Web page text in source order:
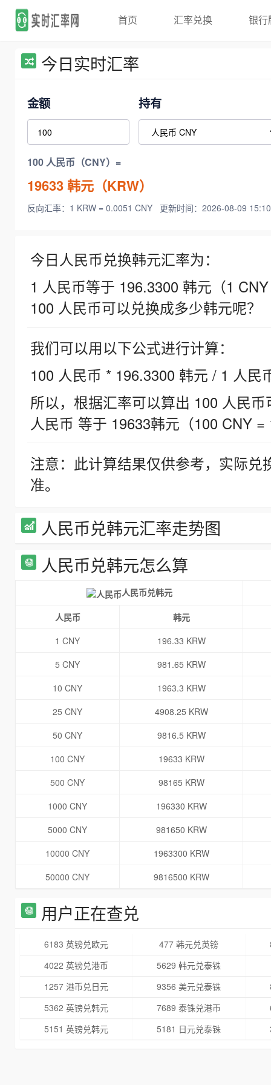
首页 汇率兑换 银行
今日实时汇率
金额 持有
100 人民币（CNY）=
19633韩元（KRW）
反向汇率：1 KRW = 0.0051 CNY 更新时间：2026-08-09
今日人民币兑换韩元汇率为：
1 人民币等于 196.3300 韩元（1
100 人民币可以兑换成多少韩元呢？
我们可以用以下公式进行计算：
100 人民币 * 196.3300 韩元 / 1 人民
所以，根据汇率可以算出 100 人民
人民币 等于 19633韩元（100 CNY =
注意：此计算结果仅供参考，实际
准。
人民币兑韩元汇率走势图
人民币兑韩元怎么算
人民币兑韩元
人民币
韩元
1 CNY
196.33 KRW
5 CNY
981.65 KRW
10 CNY
1963.3 KRW
25 CNY
4908.25 KRW
50 CNY
9816.5 KRW
100 CNY
19633 KRW
500 CNY
98165 KRW
1000 CNY
196330 KRW
5000 CNY
981650 KRW
10000 CNY
1963300 KRW
50000 CNY
9816500 KRW
用户正在查兑
6183 英镑兑欧元 477 韩元兑英镑
4022 英镑兑港币
5629 韩元兑泰铢
1257 港币兑日元
9356 美元兑泰铢
5362 英镑兑韩元
7689 泰铢兑港币
5151 英镑兑韩元
5181 日元兑泰铢